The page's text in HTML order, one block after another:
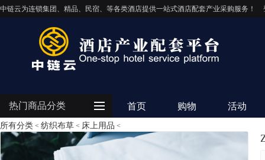
中链云为连锁集团、精品、民宿、等各类酒店提供一站式酒店配套产业采购服务！
热门商品分类 首页 购物 活动
客房用品
所有分类 < 纺织布草 < 床上用品 <